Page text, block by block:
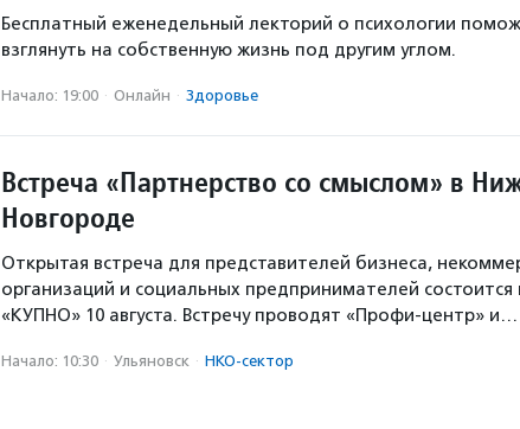
Бесплатный еженедельный лекторий о психологии
взглянуть на собственную жизнь под другим углом.
Начало: 19:00 · Онлайн · Здоровье
Встреча «Партнерство со смыслом» в
Новгороде
Открытая встреча для представителей бизнеса,
организаций и социальных предпринимателей состоится
«КУПНО» 10 августа. Встречу проводят «Профи-центр» и…
Начало: 10:30 · Ульяновск · НКО-сектор